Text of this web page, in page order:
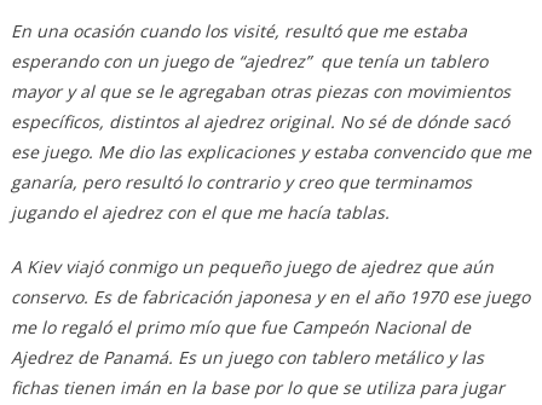
En una ocasión cuando los visité, resultó que me estaba
esperando con un juego de “ajedrez” que tenía un tablero
mayor y al que se le agregaban otras piezas con movimientos
específicos, distintos al ajedrez original. No sé de dónde sacó
ese juego. Me dio las explicaciones y estaba convencido que me
ganaría, pero resultó lo contrario y creo que terminamos
jugando el ajedrez con el que me hacía tablas.
A Kiev viajó conmigo un pequeño juego de ajedrez que aún
conservo. Es de fabricación japonesa y en el año 1970 ese juego
me lo regaló el primo mío que fue Campeón Nacional de
Ajedrez de Panamá. Es un juego con tablero metálico y las
fichas tienen imán en la base por lo que se utiliza para jugar